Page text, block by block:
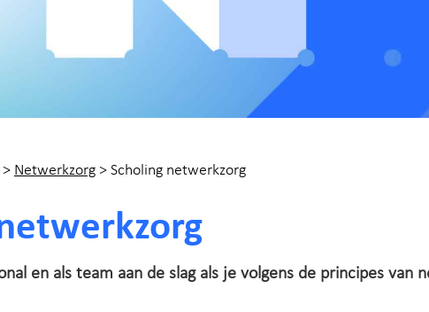
> Netwerkzorg > Scholing netwerkzorg
en als team aan de slag als je volgens de principes van